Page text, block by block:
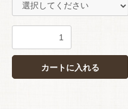
カートに入れる